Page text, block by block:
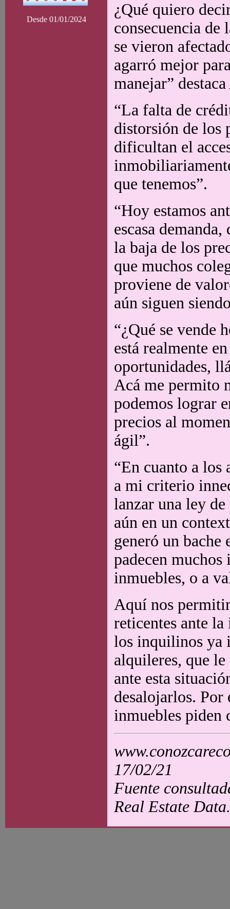
Desde 01/01/2024
¿Qué quiero
consecuencia de
se vieron
agarró mejor
manejar”
“La falta de
distorsión de los
dificultan el
que tenemos”.
“Hoy estamos
escasa
la baja de los
que muchos
proviene de
aún siguen
“¿Qué se vende
está realmente
oportunidades,
Acá me permito
podemos lograr
precios al
ágil”.
“En cuanto a los
a mi criterio
lanzar una ley
aún en un
generó un bache
padecen
inmuebles, o a
Aquí nos
reticentes ante
los inquilinos ya
alquileres, que le
ante esta
desalojarlos. Por
inmuebles piden
17/02/21
Fuente
Real Estate Data.